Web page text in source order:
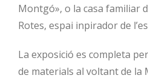
Montgó», o la casa familiar
Rotes, espai inpirador de
La exposició es completa
de materials al voltant de la